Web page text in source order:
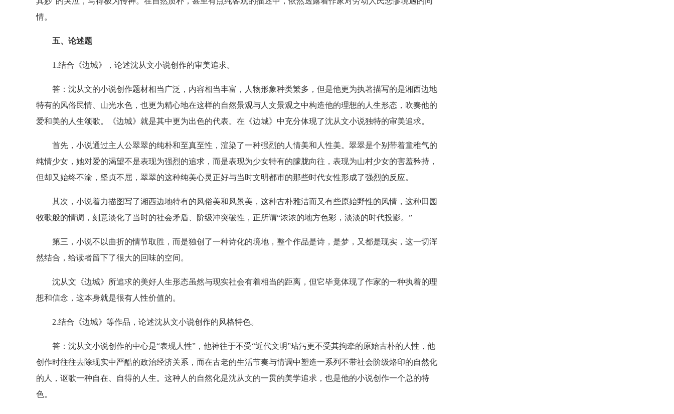
情。
五、论述题
1.结合《边城》，论述沈从文小说创作的审美追求。
答：沈从文的小说创作题材相当广泛，内容相当丰富，人物形象种类繁多，但是他更为执著描写的是湘西边地
特有的风俗民情、山光水色，也更为精心地在这样的自然景观与人文景观之中构造他的理想的人生形态，吹奏他的
爱和美的人生颂歌。《边城》就是其中更为出色的代表。在《边城》中充分体现了沈从文小说独特的审美追求。
首先，小说通过主人公翠翠的纯朴和至真至性，渲染了一种强烈的人情美和人性美。翠翠是个别带着童稚气的
纯情少女，她对爱的渴望不是表现为强烈的追求，而是表现为少女特有的朦胧向往，表现为山村少女的害羞矜持，
但却又始终不渝，坚贞不屈，翠翠的这种纯美心灵正好与当时文明都市的那些时代女性形成了强烈的反应。
其次，小说着力描图写了湘西边地特有的风俗美和风景美，这种古朴雅洁而又有些原始野性的风情，这种田园
牧歌般的情调，刻意淡化了当时的社会矛盾、阶级冲突破性，正所谓“浓浓的地方色彩，淡淡的时代投影。”
第三，小说不以曲折的情节取胜，而是独创了一种诗化的境地，整个作品是诗，是梦，又都是现实，这一切浑
然结合，给读者留下了很大的回味的空间。
沈从文《边城》所追求的美好人生形态虽然与现实社会有着相当的距离，但它毕竟体现了作家的一种执着的理
想和信念，这本身就是很有人性价值的。
2.结合《边城》等作品，论述沈从文小说创作的风格特色。
答：沈从文小说创作的中心是“表现人性”，他神往于不受“近代文明”玷污更不受其拘牵的原始古朴的人性，他
创作时往往去除现实中严酷的政治经济关系，而在古老的生活节奏与情调中塑造一系列不带社会阶级烙印的自然化
的人，讴歌一种自在、自得的人生。这种人的自然化是沈从文的一贯的美学追求，也是他的小说创作一个总的特
色。